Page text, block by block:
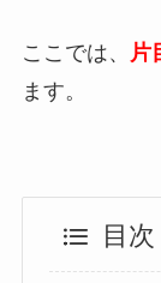
ここでは、 片
ます。
目次